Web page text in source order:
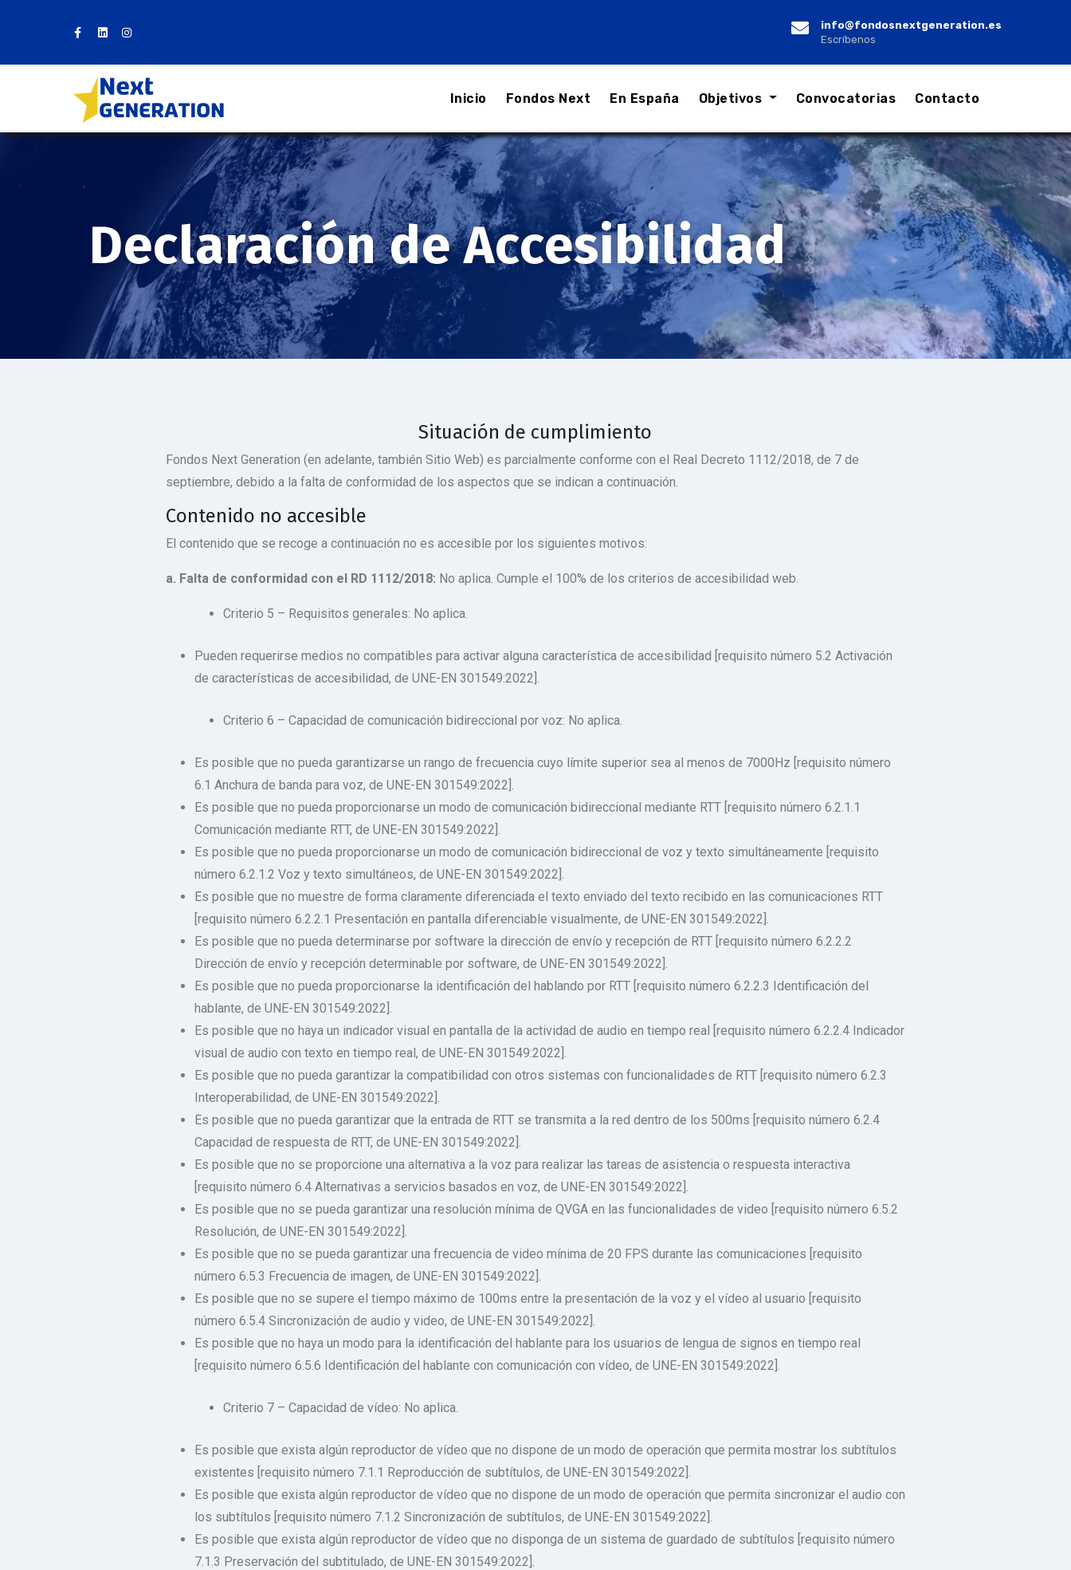
info@fondosnextgeneration.es
Escríbenos
Inicio Fondos Next En España Objetivos Convocatorias Contacto
Declaración de Accesibilidad
Situación de cumplimiento
Fondos Next Generation (en adelante, también Sitio Web) es parcialmente conforme con el Real Decreto 1112/2018, de 7 de
septiembre, debido a la falta de conformidad de los aspectos que se indican a continuación.
Contenido no accesible
El contenido que se recoge a continuación no es accesible por los siguientes motivos:
a. Falta de conformidad con el RD 1112/2018: No aplica. Cumple el 100% de los criterios de accesibilidad web.
Criterio 5 – Requisitos generales: No aplica.
Pueden requerirse medios no compatibles para activar alguna característica de accesibilidad [requisito número 5.2 Activación
de características de accesibilidad, de UNE-EN 301549:2022].
Criterio 6 – Capacidad de comunicación bidireccional por voz: No aplica.
Es posible que no pueda garantizarse un rango de frecuencia cuyo límite superior sea al menos de 7000Hz [requisito número
6.1 Anchura de banda para voz, de UNE-EN 301549:2022].
Es posible que no pueda proporcionarse un modo de comunicación bidireccional mediante RTT [requisito número 6.2.1.1
Comunicación mediante RTT, de UNE-EN 301549:2022].
Es posible que no pueda proporcionarse un modo de comunicación bidireccional de voz y texto simultáneamente [requisito
número 6.2.1.2 Voz y texto simultáneos, de UNE-EN 301549:2022].
Es posible que no muestre de forma claramente diferenciada el texto enviado del texto recibido en las comunicaciones RTT
[requisito número 6.2.2.1 Presentación en pantalla diferenciable visualmente, de UNE-EN 301549:2022].
Es posible que no pueda determinarse por software la dirección de envío y recepción de RTT [requisito número 6.2.2.2
Dirección de envío y recepción determinable por software, de UNE-EN 301549:2022].
Es posible que no pueda proporcionarse la identificación del hablando por RTT [requisito número 6.2.2.3 Identificación del
hablante, de UNE-EN 301549:2022].
Es posible que no haya un indicador visual en pantalla de la actividad de audio en tiempo real [requisito número 6.2.2.4 Indicador
visual de audio con texto en tiempo real, de UNE-EN 301549:2022].
Es posible que no pueda garantizar la compatibilidad con otros sistemas con funcionalidades de RTT [requisito número 6.2.3
Interoperabilidad, de UNE-EN 301549:2022].
Es posible que no pueda garantizar que la entrada de RTT se transmita a la red dentro de los 500ms [requisito número 6.2.4
Capacidad de respuesta de RTT, de UNE-EN 301549:2022].
Es posible que no se proporcione una alternativa a la voz para realizar las tareas de asistencia o respuesta interactiva
[requisito número 6.4 Alternativas a servicios basados en voz, de UNE-EN 301549:2022].
Es posible que no se pueda garantizar una resolución mínima de QVGA en las funcionalidades de video [requisito número 6.5.2
Resolución, de UNE-EN 301549:2022].
Es posible que no se pueda garantizar una frecuencia de video mínima de 20 FPS durante las comunicaciones [requisito
número 6.5.3 Frecuencia de imagen, de UNE-EN 301549:2022].
Es posible que no se supere el tiempo máximo de 100ms entre la presentación de la voz y el vídeo al usuario [requisito
número 6.5.4 Sincronización de audio y video, de UNE-EN 301549:2022].
Es posible que no haya un modo para la identificación del hablante para los usuarios de lengua de signos en tiempo real
[requisito número 6.5.6 Identificación del hablante con comunicación con vídeo, de UNE-EN 301549:2022].
Criterio 7 – Capacidad de vídeo: No aplica.
Es posible que exista algún reproductor de vídeo que no dispone de un modo de operación que permita mostrar los subtítulos
existentes [requisito número 7.1.1 Reproducción de subtítulos, de UNE-EN 301549:2022].
Es posible que exista algún reproductor de vídeo que no dispone de un modo de operación que permita sincronizar el audio con
los subtítulos [requisito número 7.1.2 Sincronización de subtítulos, de UNE-EN 301549:2022].
Es posible que exista algún reproductor de vídeo que no disponga de un sistema de guardado de subtítulos [requisito número
7.1.3 Preservación del subtitulado, de UNE-EN 301549:2022].